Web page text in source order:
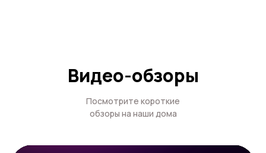
Посмотрите короткие
обзоры на наши дома
Видео-обзоры